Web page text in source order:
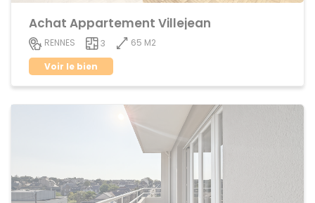
Achat Appartement Villejean
RENNES 3
65 M2
Voir le bien